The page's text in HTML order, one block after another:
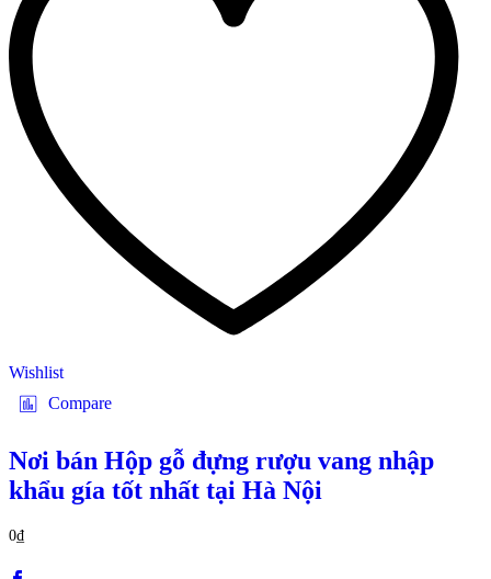
Wishlist
Compare
Nơi bán Hộp gỗ đựng rượu vang nhập
khẩu gía tốt nhất tại Hà Nội
0₫